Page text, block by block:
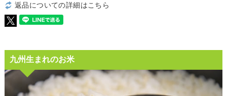
返品についての詳細はこちら
九州生まれのお米